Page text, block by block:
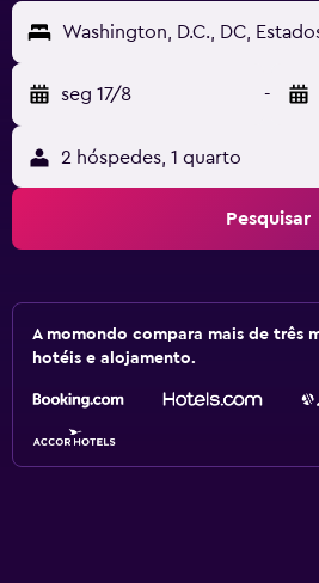
Washington, D.C., DC,
seg 17/8 -
2 hóspedes, 1 quarto
Pesquisar
A momondo compara mais de três
hotéis e alojamento.